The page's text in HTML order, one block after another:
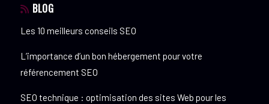
BLOG
Les 10 meilleurs conseils SEO
L’importance d’un bon hébergement pour votre
référencement SEO
SEO technique : optimisation des sites Web pour les